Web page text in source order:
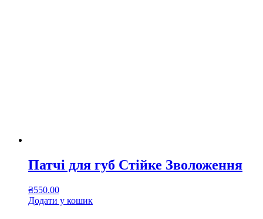
Патчі для губ Стійке Зволоження
₴550.00
Додати у кошик